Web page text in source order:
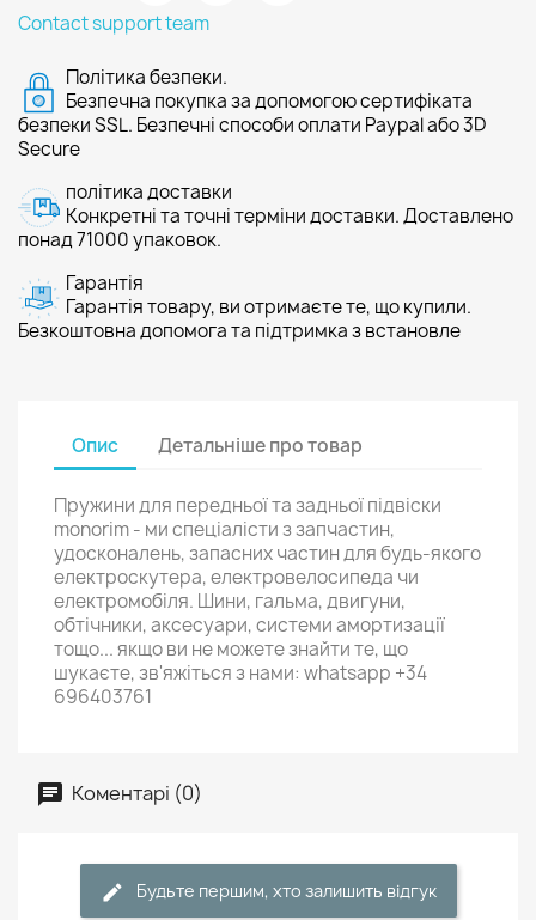
Contact support team
Політика безпеки.
Безпечна покупка за допомогою сертифіката
безпеки SSL. Безпечні способи оплати Paypal або 3D
Secure
політика доставки
Конкретні та точні терміни доставки. Доставлено
понад 71000 упаковок.
Гарантія
Гарантія товару, ви отримаєте те, що купили.
Безкоштовна допомога та підтримка з встановле
Опис Детальніше про товар
Пружини для передньої та задньої підвіски
monorim - ми спеціалісти з запчастин,
удосконалень, запасних частин для будь-якого
електроскутера, електровелосипеда чи
електромобіля. Шини, гальма, двигуни,
обтічники, аксесуари, системи амортизації
тощо... якщо ви не можете знайти те, що
шукаєте, зв'яжіться з нами: whatsapp +34
696403761
Коментарі (0)
Будьте першим, хто залишить відгук